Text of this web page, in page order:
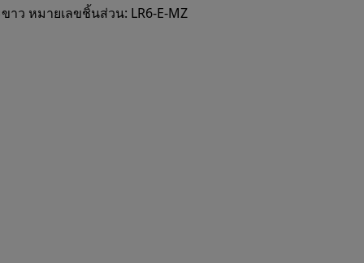
าว หมายเลขชิ้นส่วน: LR6-E-MZ